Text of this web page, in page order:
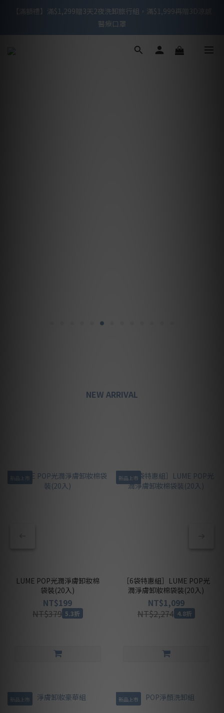
【滿額禮】滿$1,299贈3天2夜洗卸旅行組，滿$1,999再贈3D涼感
醫療口罩
【滿額禮】滿$1,299贈3天2夜洗卸旅行組，滿$1,999再贈3D涼感
醫療口罩
滿$999免運 / 週一至週五下午2點前下單，可於當天快速出貨
NEW ARRIVAL
新品上市
LUME POP光潤淨膚卸妝棉
袋裝(20入)
NT$199
NT$379 5.3折
新品上市
［6袋特惠組］LUME POP光
潤淨膚卸妝棉袋裝(20入)
NT$1,099
NT$2,274 4.8折
新品上市 新品上市